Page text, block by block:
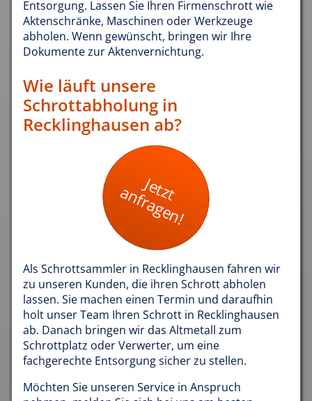
Entsorgung. Lassen Sie Ihren Firmenschrott wie
Aktenschränke, Maschinen oder Werkzeuge
abholen. Wenn gewünscht, bringen wir Ihre
Dokumente zur Aktenvernichtung.
Wie läuft unsere
Schrottabholung in
Recklinghausen ab?
Jetzt
anfragen!
Als Schrottsammler in Recklinghausen fahren wir
zu unseren Kunden, die ihren Schrott abholen
lassen. Sie machen einen Termin und daraufhin
holt unser Team Ihren Schrott in Recklinghausen
ab. Danach bringen wir das Altmetall zum
Schrottplatz oder Verwerter, um eine
fachgerechte Entsorgung sicher zu stellen.
Möchten Sie unseren Service in Anspruch